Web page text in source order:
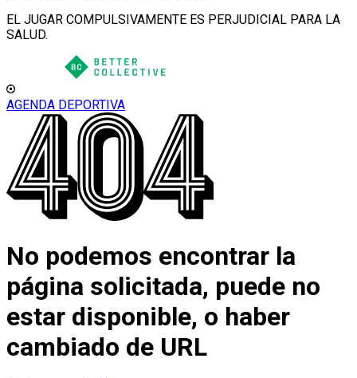
EL JUGAR COMPULSIVAMENTE ES PERJUDICIAL PARA LA
SALUD.
AGENDA DEPORTIVA
No podemos encontrar la
página solicitada, puede no
estar disponible, o haber
cambiado de URL